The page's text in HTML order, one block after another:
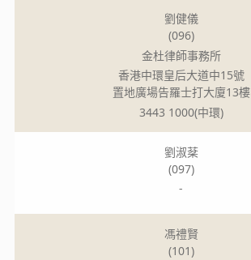
劉健儀
(096)
金杜律師事務所
香港中環皇后大道中15號
置地廣場告羅士打大廈13樓
3443 1000(中環)
劉淑棻
(097)
-
馮禮賢
(101)